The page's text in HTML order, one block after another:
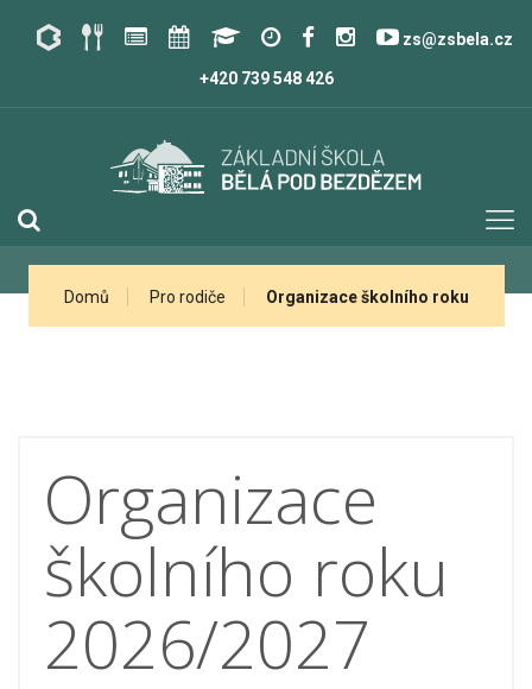
zs@zsbela.cz
+420 739 548 426
Domů Pro rodiče Organizace školního roku
Organizace
školního roku
2026/2027